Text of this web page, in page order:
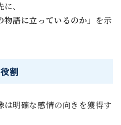
、
語に立っているのか」 を示
割
は明確な感情の向きを獲得す